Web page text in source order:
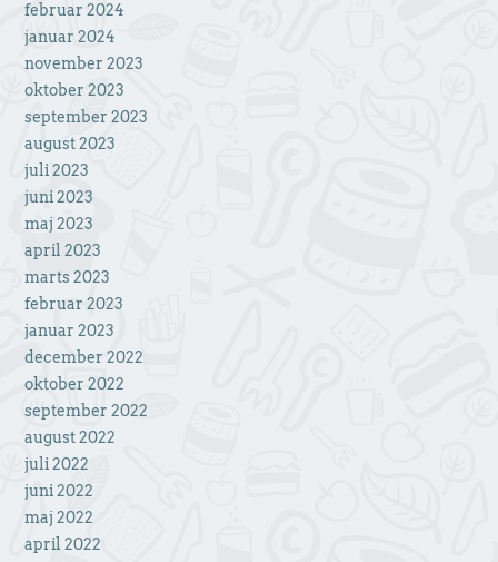
februar 2024
januar 2024
november 2023
oktober 2023
september 2023
august 2023
juli 2023
juni 2023
maj 2023
april 2023
marts 2023
februar 2023
januar 2023
december 2022
oktober 2022
september 2022
august 2022
juli 2022
juni 2022
maj 2022
april 2022